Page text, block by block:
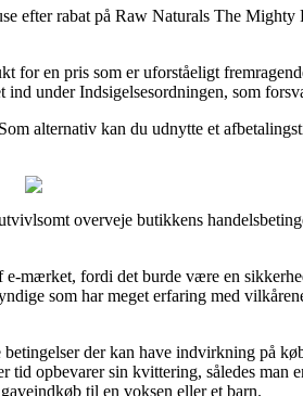
efter rabat på Raw Naturals The
en pris som er uforståeligt
under Indsigelsesordningen, som
alternativ kan du udnytte et
overveje butikkens
mærket, fordi det burde være en
som har meget erfaring med
der kan have indvirkning på
opbevarer sin kvittering, således man
til en voksen eller et barn.